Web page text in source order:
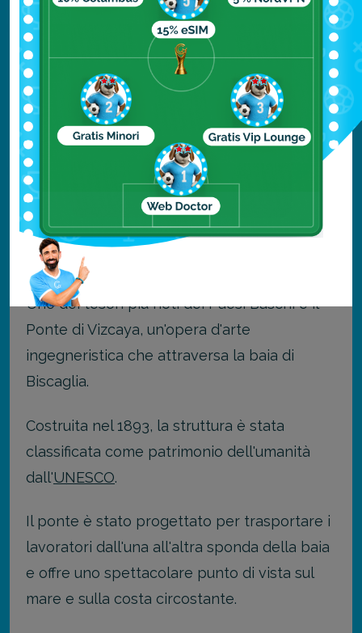
cinematografiche dove vedere sia film
recenti, sia grandi classici.
Provare la cucina locale: il ristorante
serve piatti creativi a base di
ingredienti locali.
Grazie alla sua architettura innovativa e alla
vasta gamma di attività, il centro culturale è
diventato una delle attrazioni più popolari di
Bilbao.
Ponte di Vizcaya, Biscaglia
Uno dei tesori più noti dei Paesi Baschi è il
Ponte di Vizcaya, un'opera d'arte
ingegneristica che attraversa la baia di
Biscaglia.
Costruita nel 1893, la struttura è stata
classificata come patrimonio dell'umanità
dall'UNESCO.
Il ponte è stato progettato per trasportare i
lavoratori dall'una all'altra sponda della baia
e offre uno spettacolare punto di vista sul
mare e sulla costa circostante.